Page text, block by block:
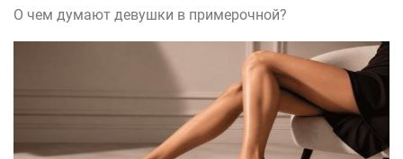
О чем думают девушки в примерочной?